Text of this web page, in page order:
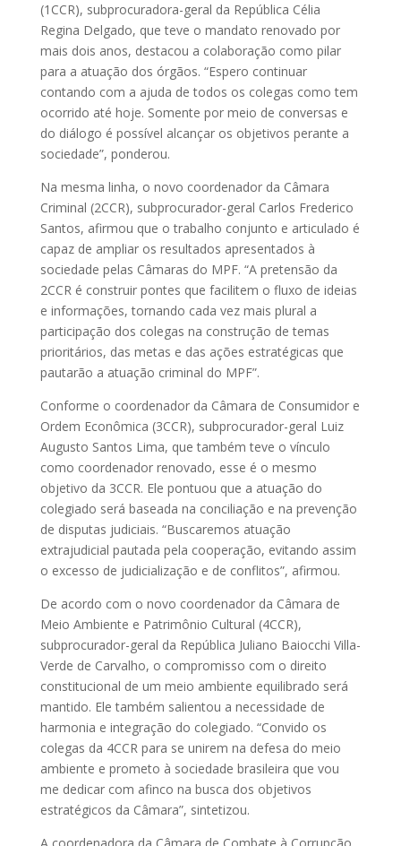
(1CCR), subprocuradora-geral da República Célia
Regina Delgado, que teve o mandato renovado por
mais dois anos, destacou a colaboração como pilar
para a atuação dos órgãos. “Espero continuar
contando com a ajuda de todos os colegas como tem
ocorrido até hoje. Somente por meio de conversas e
do diálogo é possível alcançar os objetivos perante a
sociedade”, ponderou.
Na mesma linha, o novo coordenador da Câmara
Criminal (2CCR), subprocurador-geral Carlos Frederico
Santos, afirmou que o trabalho conjunto e articulado é
capaz de ampliar os resultados apresentados à
sociedade pelas Câmaras do MPF. “A pretensão da
2CCR é construir pontes que facilitem o fluxo de ideias
e informações, tornando cada vez mais plural a
participação dos colegas na construção de temas
prioritários, das metas e das ações estratégicas que
pautarão a atuação criminal do MPF”.
Conforme o coordenador da Câmara de Consumidor e
Ordem Econômica (3CCR), subprocurador-geral Luiz
Augusto Santos Lima, que também teve o vínculo
como coordenador renovado, esse é o mesmo
objetivo da 3CCR. Ele pontuou que a atuação do
colegiado será baseada na conciliação e na prevenção
de disputas judiciais. “Buscaremos atuação
extrajudicial pautada pela cooperação, evitando assim
o excesso de judicialização e de conflitos”, afirmou.
De acordo com o novo coordenador da Câmara de
Meio Ambiente e Patrimônio Cultural (4CCR),
subprocurador-geral da República Juliano Baiocchi Villa-
Verde de Carvalho, o compromisso com o direito
constitucional de um meio ambiente equilibrado será
mantido. Ele também salientou a necessidade de
harmonia e integração do colegiado. “Convido os
colegas da 4CCR para se unirem na defesa do meio
ambiente e prometo à sociedade brasileira que vou
me dedicar com afinco na busca dos objetivos
estratégicos da Câmara”, sintetizou.